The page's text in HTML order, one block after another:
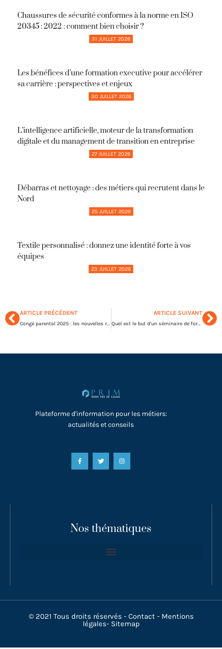
Chaussures de sécurité conformes à la norme en ISO
20345 : 2022 : comment bien choisir ?
31 JUILLET 2026
Les bénéfices d’une formation executive pour accélérer
sa carrière : perspectives et enjeux
30 JUILLET 2026
L’intelligence artificielle, moteur de la transformation
digitale et du management de transition en entreprise
27 JUILLET 2026
Débarras et nettoyage : des métiers qui recrutent dans le
Nord
25 JUILLET 2026
Textile personnalisé : donnez une identité forte à vos
équipes
23 JUILLET 2026
ARTICLE PRÉCÉDENT
Congé parental 2025 : les nouvelles règles à connaître pour les entreprises
ARTICLE SUIVANT
Quel est le but d’un séminaire de formation ?
Plateforme d'information pour les métiers:
actualités et conseils
Nos thématiques
© 2021 Tous droits réservés - Contact- Mentions
légales- Sitemap